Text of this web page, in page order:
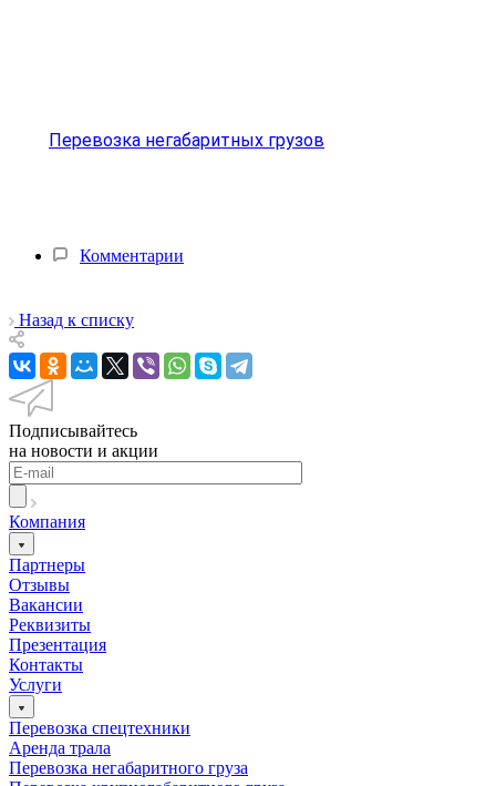
Перевозка негабаритных грузов
Комментарии
Назад к списку
Подписывайтесь
на новости и акции
Компания
Партнеры
Отзывы
Вакансии
Реквизиты
Презентация
Контакты
Услуги
Перевозка спецтехники
Аренда трала
Перевозка негабаритного груза